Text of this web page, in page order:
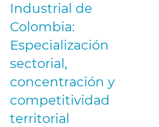
Industrial de
Colombia:
Especialización
sectorial,
concentración y
competitividad
territorial